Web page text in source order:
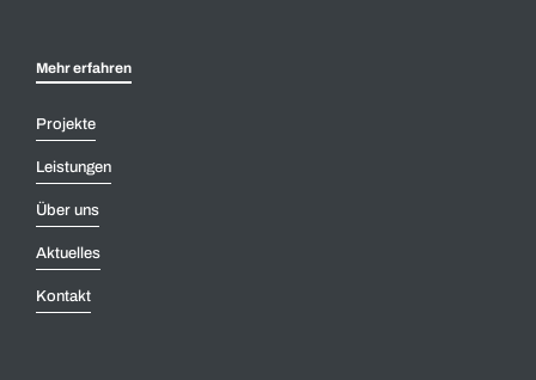
Mehr erfahren
Projekte
Leistungen
Über uns
Aktuelles
Kontakt